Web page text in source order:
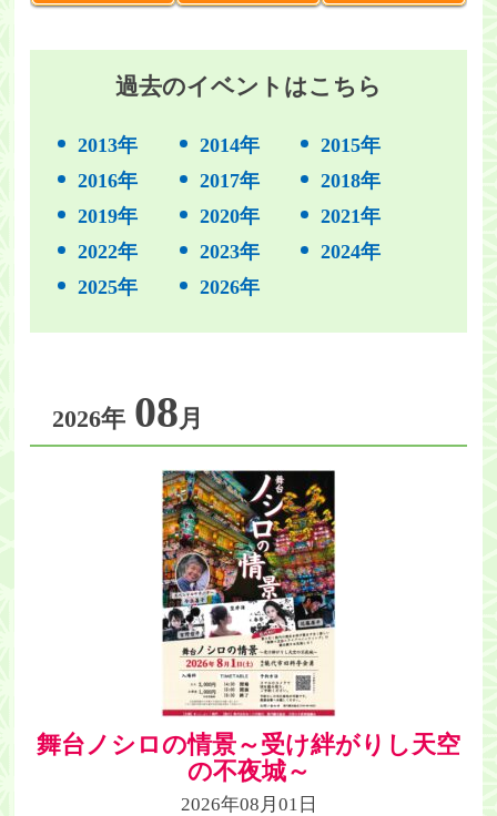
過去のイベントはこちら
2013年 2014年
2015年
2016年
2017年
2018年
2019年
2020年
2021年
2022年
2023年
2024年
2025年
2026年
2026年 08 月
舞台ノシロの情景～受け絆がりし天空
の不夜城～
2026年08月01日